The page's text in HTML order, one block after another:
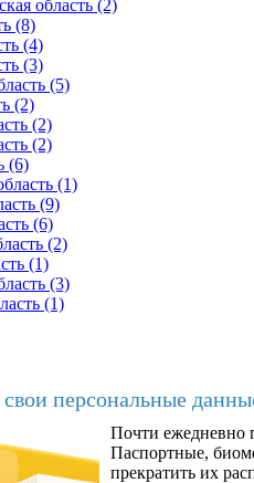
область (2)
(8)
(4)
(3)
(5)
(2)
(2)
(2)
(6)
(1)
(9)
(6)
(2)
(1)
(3)
(1)
свои персональные
Почти ежедневно
Паспортные,
прекратить их